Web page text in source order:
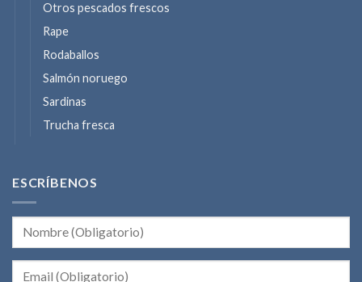
Otros pescados frescos
Rape
Rodaballos
Salmón noruego
Sardinas
Trucha fresca
ESCRÍBENOS